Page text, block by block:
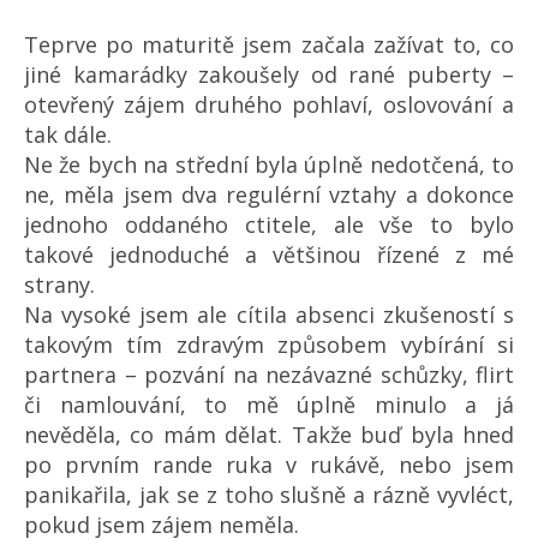
Teprve po maturitě jsem začala zažívat to, co
jiné kamarádky zakoušely od rané puberty –
otevřený zájem druhého pohlaví, oslovování a
tak dále.
Ne že bych na střední byla úplně nedotčená, to
ne, měla jsem dva regulérní vztahy a dokonce
jednoho oddaného ctitele, ale vše to bylo
takové jednoduché a většinou řízené z mé
strany.
Na vysoké jsem ale cítila absenci zkušeností s
takovým tím zdravým způsobem vybírání si
partnera – pozvání na nezávazné schůzky, flirt
či namlouvání, to mě úplně minulo a já
nevěděla, co mám dělat. Takže buď byla hned
po prvním rande ruka v rukávě, nebo jsem
panikařila, jak se z toho slušně a rázně vyvléct,
pokud jsem zájem neměla.